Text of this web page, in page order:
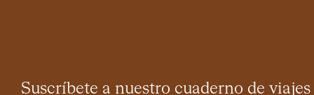
Suscríbete a nuestro cuaderno de viajes